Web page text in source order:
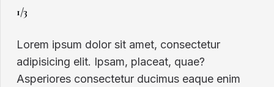
1/3
Lorem ipsum dolor sit amet, consectetur
adipisicing elit. Ipsam, placeat, quae?
Asperiores consectetur ducimus eaque enim